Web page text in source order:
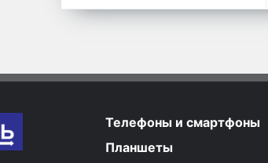
Телефоны и смартфоны
Планшеты